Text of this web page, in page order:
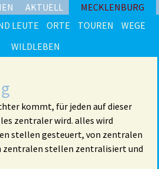
AKTUELL
MECKLENBURG
LEUTE ORTE TOUREN
WEGE
WILDLEBEN
kommt, für jeden auf dieser
zentraler wird. alles wird
stellen gesteuert, von zentralen
zentralen stellen zentralisiert und